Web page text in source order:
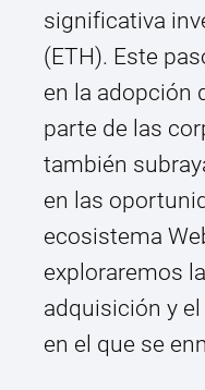
significativa
(ETH). Este
en la adopción
parte de las
también
en las
ecosistema
exploraremos
adquisición y
en el que se